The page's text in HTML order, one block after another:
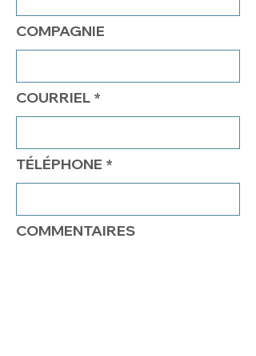
COMPAGNIE
COURRIEL
TÉLÉPHONE
COMMENTAIRES